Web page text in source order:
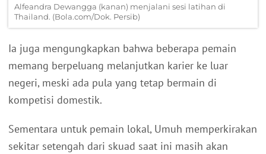
Alfeandra Dewangga (kanan) menjalani sesi latihan di
Thailand. (Bola.com/Dok. Persib)
Ia juga mengungkapkan bahwa beberapa pemain
memang berpeluang melanjutkan karier ke luar
negeri, meski ada pula yang tetap bermain di
kompetisi domestik.
Sementara untuk pemain lokal, Umuh memperkirakan
sekitar setengah dari skuad saat ini masih akan